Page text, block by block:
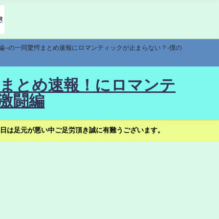
の一同驚愕まとめ速報にロマンティックが止まらない？-僕の
とめ速報！にロマンテ
闘編
足元が悪い中ご足労頂き誠に有難うございます。